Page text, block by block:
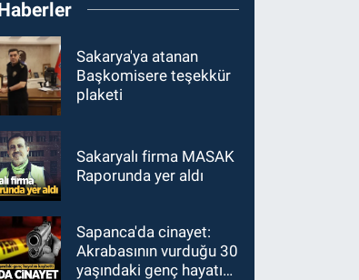
Sakarya'ya atanan
Başkomisere teşekkür
plaketi
Sakaryalı firma MASAK
Raporunda yer aldı
Sapanca'da cinayet:
Akrabasının vurduğu 30
yaşındaki genç hayatını